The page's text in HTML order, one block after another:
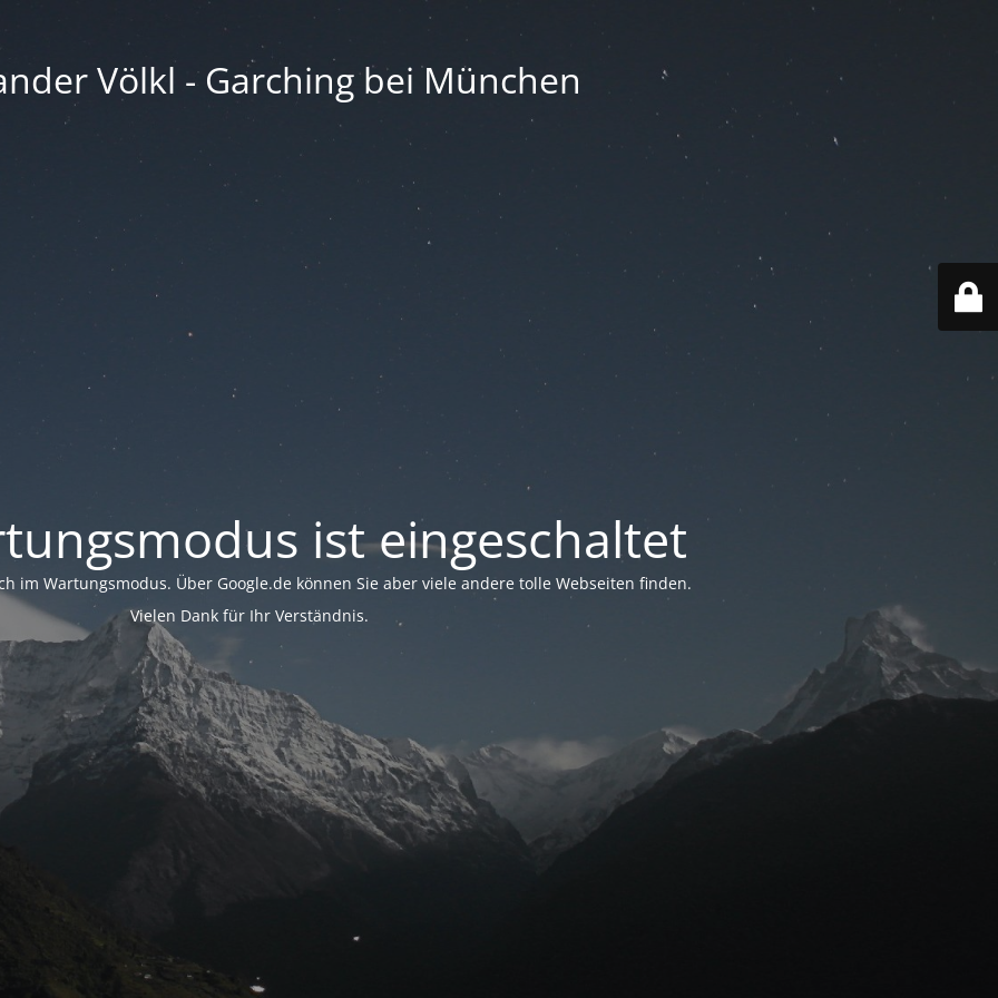
Völkl - Garching bei München
ist eingeschaltet
im Wartungsmodus. Über Google.de können Sie aber viele andere tolle Webseiten finden.
Vielen Dank für Ihr Verständnis.